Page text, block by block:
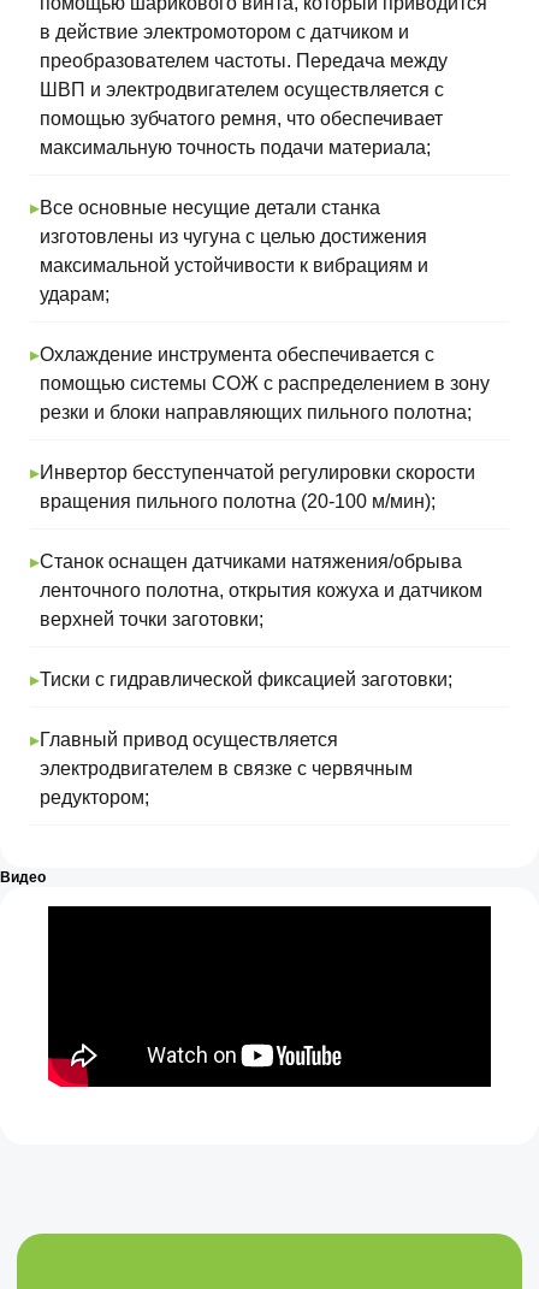
в действие электромотором с датчиком и
преобразователем частоты. Передача между
ШВП и электродвигателем осуществляется с
помощью зубчатого ремня, что обеспечивает
максимальную точность подачи материала;
▸Все основные несущие детали станка
изготовлены из чугуна с целью достижения
максимальной устойчивости к вибрациям и
ударам;
▸Охлаждение инструмента обеспечивается с
помощью системы СОЖ с распределением в зону
резки и блоки направляющих пильного полотна;
▸Инвертор бесступенчатой регулировки скорости
вращения пильного полотна (20-100 м/мин);
▸Станок оснащен датчиками натяжения/обрыва
ленточного полотна, открытия кожуха и датчиком
верхней точки заготовки;
▸Тиски с гидравлической фиксацией заготовки;
▸Главный привод осуществляется
электродвигателем в связке с червячным
редуктором;
Видео
Не нашли
подходящий
товар или нужна
помощь
специалиста?
Я ознакомлен и согласен с условиями
Политики конфиденциальности
Оставьте заявку
и поможем подобрать нужный
для вас станок
нового типа
Оборудование для производства